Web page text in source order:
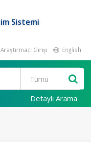
Sistemi
Araştırmacı Girişi English
Detaylı Arama